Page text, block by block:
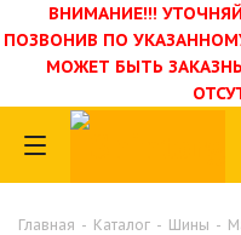
ВНИМАНИЕ!!!
ПОЗВОНИВ ПО
МОЖЕТ БЫТЬ
Главная - Каталог - Шины -